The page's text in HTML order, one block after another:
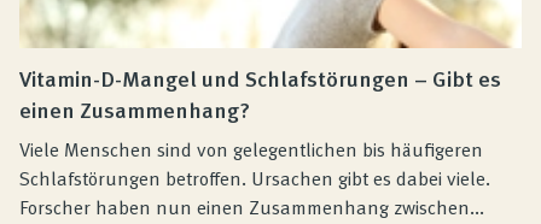
Vitamin-D-Mangel und Schlafstörungen – Gibt es
einen Zusammenhang?
Viele Menschen sind von gelegentlichen bis häufigeren
Schlafstörungen betroffen. Ursachen gibt es dabei viele.
Forscher haben nun einen Zusammenhang zwischen...